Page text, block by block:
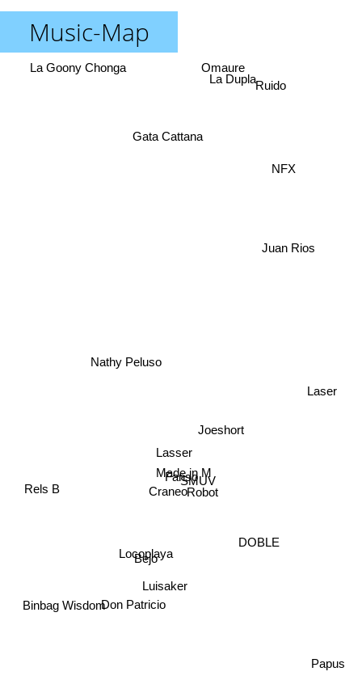
Music-Map
Fanso
Craneo
Lasser
Made in M
SMUV
Bejo
Locoplaya
Robot
Joeshort
Luisaker
Don Patricio
Nathy Peluso
DOBLE
Binbag Wisdom
Laser
NFX
La Dupla
Juan Rios
Gata Cattana
Rels B
Papus
Ruido
Omaure
La Goony Chonga